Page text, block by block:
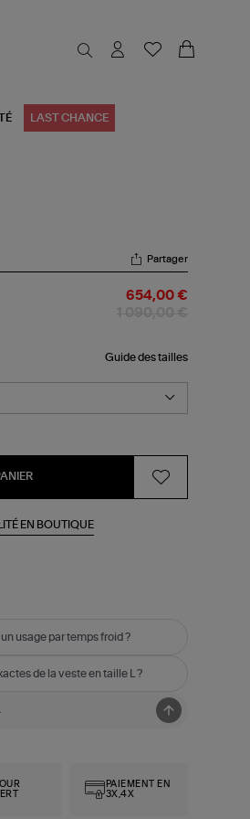
LAST CHANCE
Partager
654,00 €
Guide des tailles
EN BOUTIQUE
usage par temps froid ?
de la veste en taille L ?
PAIEMENT EN
3X,4X